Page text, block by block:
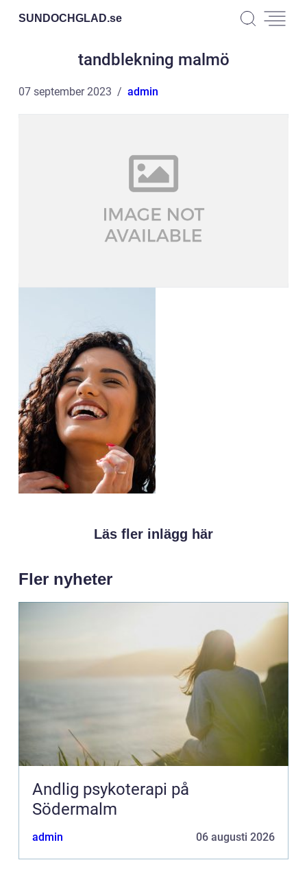
SUNDOCHGLAD.se
tandblekning malmö
07 september 2023 admin
Läs fler inlägg här
Fler nyheter
Andlig psykoterapi på
Södermalm
admin 06 augusti 2026